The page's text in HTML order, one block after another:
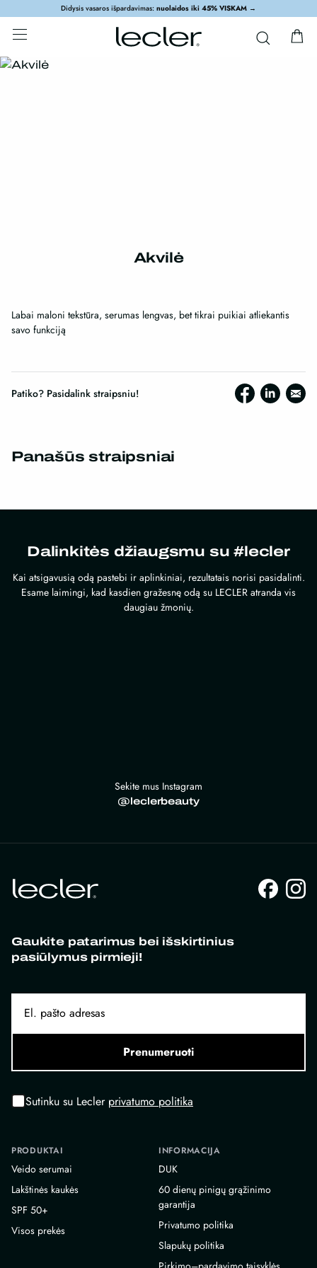
Didysis vasaros išpardavimas: nuolaidos iki 45% VISKAM →
Akvilė
Labai maloni tekstūra, serumas lengvas, bet tikrai puikiai atliekantis
savo funkciją
Patiko? Pasidalink straipsniu!
Panašūs straipsniai
Dalinkitės džiaugsmu su #lecler
Kai atsigavusią odą pastebi ir aplinkiniai, rezultatais norisi pasidalinti.
Esame laimingi, kad kasdien gražesnę odą su LECLER atranda vis
daugiau žmonių.
Sekite mus Instagram
@leclerbeauty
Gaukite patarimus bei išskirtinius
pasiūlymus pirmieji!
Prenumeruoti
Sutinku su Lecler privatumo politika
PRODUKTAI
Veido serumai
Lakštinės kaukės
SPF 50+
Visos prekės
INFORMACIJA
DUK
60 dienų pinigų grąžinimo
garantija
Privatumo politika
Slapukų politika